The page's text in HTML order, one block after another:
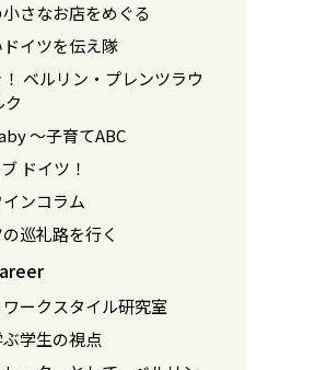
小さなお店をめぐる
イツを伝え隊
ベルリン・プレンツラウ
ク
〜子育てABC
ドイツ！
インコラム
巡礼路を行く
ワークスタイル研究室
学生の視点